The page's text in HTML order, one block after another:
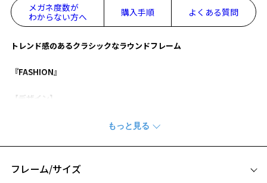
メガネ度数が
わからない方へ
購入手順 よくある質問
トレンド感のあるクラシックなラウンドフレーム
『FASHION』
【デザイン】
ベーシックなカラーをそろえており男女問わずおすすめのフレーム。
【カラー】
ZH241003-14E1：定番で使いやすいブラック。
ZH241003-43A1：落ち着いた印象のブラウン。
フレーム/サイズ